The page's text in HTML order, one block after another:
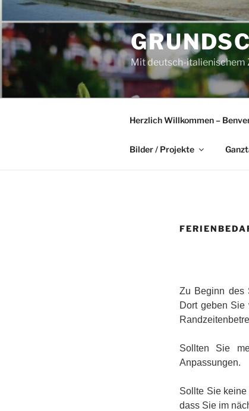
Zum
Inhalt
springen
Mit deutsch-italienischem
Herzlich Willkommen –
Bilder / Projekte
Zu Beginn des
Dort geben Sie
Sollten Sie
Anpassungen.
Sollte Sie
dass Sie im